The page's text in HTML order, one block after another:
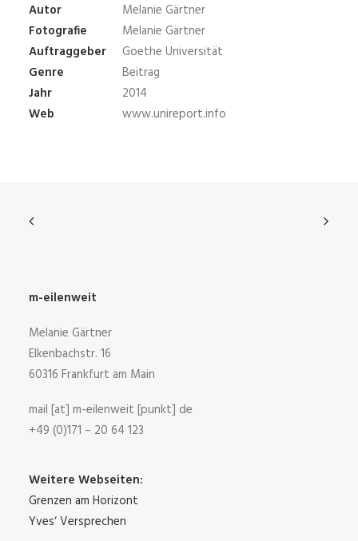
Autor
Melanie Gärtner
Fotografie
Melanie Gärtner
Auftraggeber
Goethe Universität
Genre
Beitrag
Jahr
2014
Web
www.unireport.info
m-eilenweit
Melanie Gärtner
Elkenbachstr. 16
60316 Frankfurt am Main
mail [at] m-eilenweit [punkt] de
+49 (0)171 – 20 64 123
Weitere Webseiten:
Grenzen am Horizont
Yves‘ Versprechen